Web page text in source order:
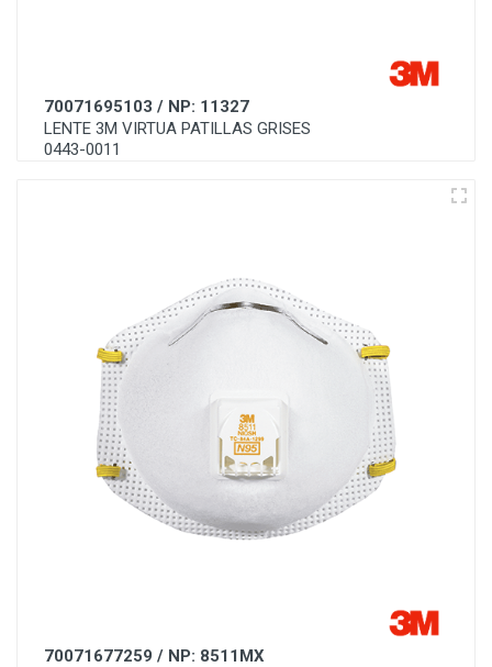
70071695103 / NP: 11327
LENTE 3M VIRTUA PATILLAS GRISES
0443-0011
70071677259 / NP: 8511MX